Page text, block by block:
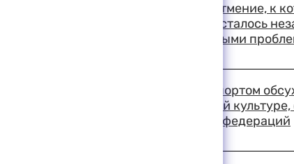
В Совете Федерации затмение, к
внимание всего мира, осталось
занимались более важными
Вопросы управления спортом
министра по физической
ОКР и глав спортивных федераций